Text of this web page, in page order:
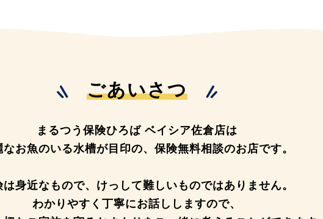
ごあいさつ
まるつう保険ひろば ベイシア佐倉店は
なお魚のいる水槽が目印の、 保険無料相談のお店です。
身近なもので、 けっして難しいものではありません。
わかりやすく丁寧にお話ししますので、